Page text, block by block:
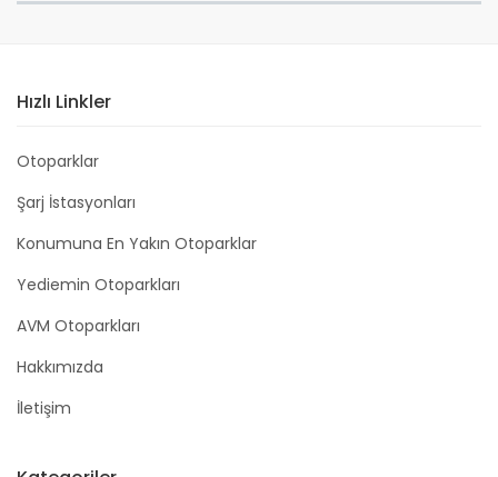
Hızlı Linkler
Otoparklar
Şarj İstasyonları
Konumuna En Yakın Otoparklar
Yediemin Otoparkları
AVM Otoparkları
Hakkımızda
İletişim